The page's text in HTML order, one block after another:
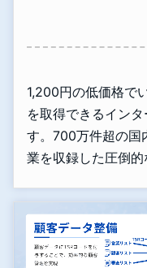
1,200円の低価格で
を取得できるイン
す。700万件超の国
業を収録した圧倒的